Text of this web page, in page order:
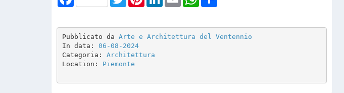
Pubblicato da Arte e Architettura del Ventennio
In data: 06-08-2024
Categoria: Architettura
Location: Piemonte